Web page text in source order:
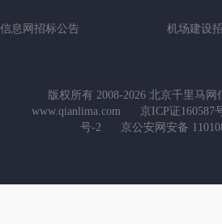
信息网招标公告 机场建设
版权所有 2008-2026 北京千里马网
www.qianlima.com
京ICP证160587
号-2
京公安网安备